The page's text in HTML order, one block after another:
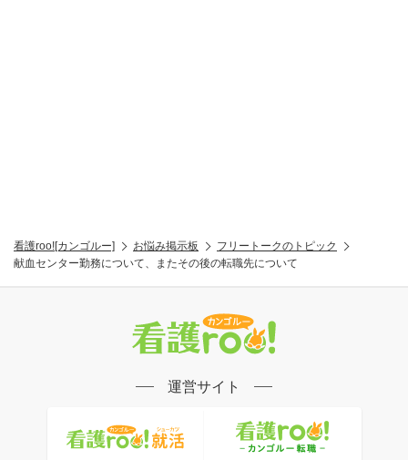
看護roo![カンゴルー] お悩み掲示板
フリートークのトピック
献血センター勤務について、またその後の転職先について
運営サイト